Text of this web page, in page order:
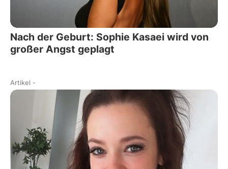
Nach der Geburt: Sophie Kasaei wird von
großer Angst geplagt
Artikel -